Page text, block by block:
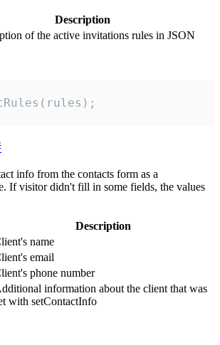
Description
of the active invitations rules in JSON
info from the contacts form as a
If visitor didn't fill in some fields, the values
Description
name
email
phone number
information about the client that was
with setContactInfo